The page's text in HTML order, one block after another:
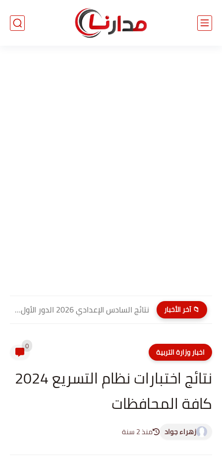
📁 آخر الأخبار نتائج السادس الإعدادي 2026 الدور الأول PDF كربلاء المقدسة| موقع...
اخبار وزارة التربية 0
نتائج اختبارات نظام التسريع 2024
كافة المحافظات
زهراء جواد منذ 2 سنة